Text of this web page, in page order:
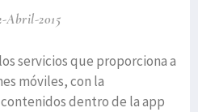
Abril-2015
servicios que proporciona a
móviles, con la
dentro de la app